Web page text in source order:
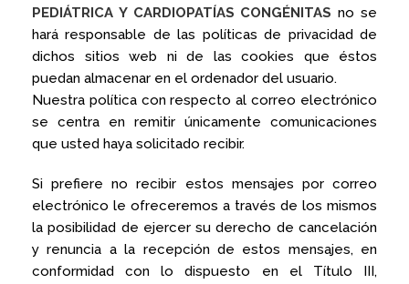
PEDIÁTRICA Y CARDIOPATÍAS CONGÉNITASno se
hará responsable de las políticas de privacidad de
dichos sitios web ni de las cookies que éstos
puedan almacenar en el ordenador del usuario.
Nuestra política con respecto al correo electrónico
se centra en remitir únicamente comunicaciones
que usted haya solicitado recibir.
Si prefiere no recibir estos mensajes por correo
electrónico le ofreceremos a través de los mismos
la posibilidad de ejercer su derecho de cancelación
y renuncia a la recepción de estos mensajes, en
conformidad con lo dispuesto en el Título III,